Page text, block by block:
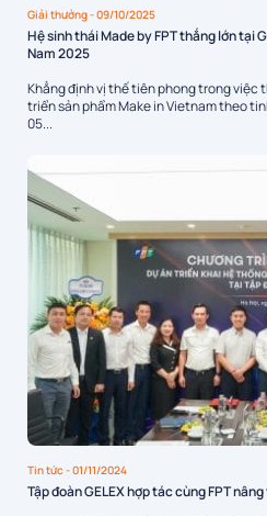
Giải thưởng- 09/10/2025
Hệ sinh thái Made by FPT thắng lớn tại
Nam 2025
Khẳng định vị thế tiên phong trong việc
triển sản phẩm Make in Vietnam theo
05...
Tin tức- 01/11/2024
Tập đoàn GELEX hợp tác cùng FPT